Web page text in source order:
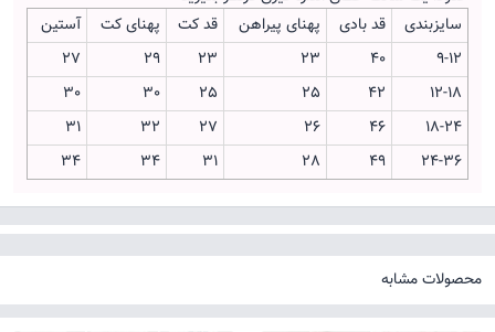
سایزبندی
قد بادی پهنای پیراهن قد کت پهنای کت
آستین
9-12
40
23
23
29
27
12-18
42
25
25
30
30
18-24
46
26
27
32
31
24-36
49
28
31
34
34
محصولات مشابه